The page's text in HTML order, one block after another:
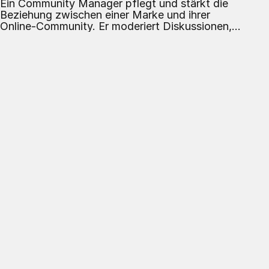
Ein Community Manager pflegt und stärkt die
Beziehung zwischen einer Marke und ihrer
Online-Community. Er moderiert Diskussionen,